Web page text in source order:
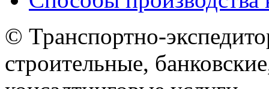
© Транспортно-
строительные,